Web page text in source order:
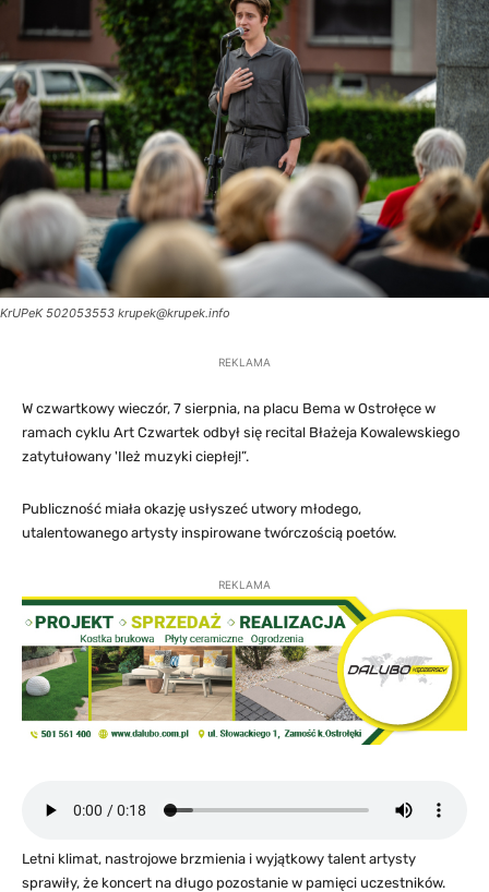
KrUPeK 502053553 krupek@krupek.info
REKLAMA
W czwartkowy wieczór, 7 sierpnia, na placu Bema w Ostrołęce w
ramach cyklu Art Czwartek odbył się recital Błażeja Kowalewskiego
zatytułowany 'Ileż muzyki ciepłej!”.
Publiczność miała okazję usłyszeć utwory młodego,
utalentowanego artysty inspirowane twórczością poetów.
REKLAMA
Letni klimat, nastrojowe brzmienia i wyjątkowy talent artysty
sprawiły, że koncert na długo pozostanie w pamięci uczestników.